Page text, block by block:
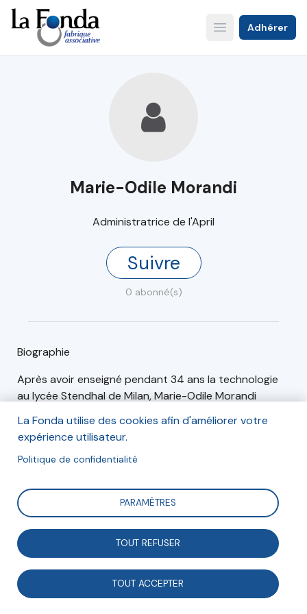
Aller
au
contenu
principal
Open main menu
Adhérer
Marie-Odile Morandi
Administratrice de l'April
Suivre
0 abonné(s)
Biographie
Après avoir enseigné pendant 34 ans la technologie
au lycée Stendhal de Milan, Marie-Odile Morandi
élue du conseil d’administration et également
animatrice du groupe Transcriptions.
Articles (1) Événements (0)
Numérique et médias
La Fonda utilise des cookies afin d'améliorer votre
expérience utilisateur.
Politique de confidentialité
PARAMÈTRES
TOUT REFUSER
TOUT ACCEPTER